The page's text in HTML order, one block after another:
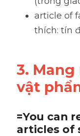
article of
thích: tín
3.
vật
=You can
articles of